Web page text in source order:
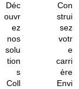
Déc
ouvr
ez
nos
solu
tion
s
Coll
Con
strui
sez
votr
e
carri
ère
Envi